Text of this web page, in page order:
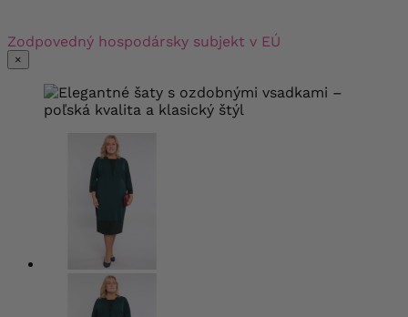
Zodpovedný hospodársky subjekt v EÚ
×